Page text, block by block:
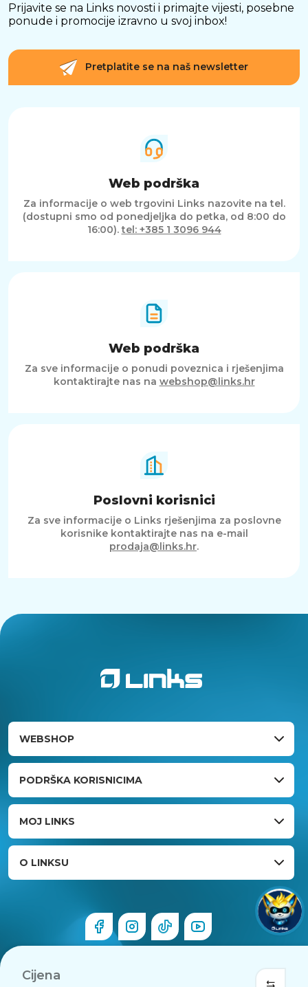
Cijena
Prijavite se na Links novosti i primajte vijesti, posebne
ponude i promocije izravno u svoj inbox!
Pretplatite se na naš newsletter
Web podrška
Za informacije o web trgovini Links nazovite na tel.
(dostupni smo od ponedjeljka do petka, od 8:00 do
16:00).tel: +385 1 3096 944
Web podrška
Za sve informacije o ponudi poveznica i rješenjima
kontaktirajte nas na webshop@links.hr
Poslovni korisnici
Za sve informacije o Links rješenjima za poslovne
korisnike kontaktirajte nas na e-mail
prodaja@links.hr.
WEBSHOP
PODRŠKA KORISNICIMA
MOJ LINKS
O LINKSU